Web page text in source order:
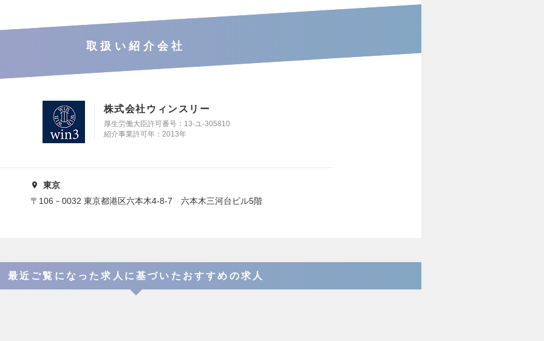
取扱い紹介会社
株式会社ウィンスリー
厚生労働大臣許可番号：13-ユ-305810
紹介事業許可年：2013年
東京
〒106－0032 東京都港区六本木4-8-7 六本木三河台ビル5階
最近ご覧になった求人に基づいたおすすめの求人